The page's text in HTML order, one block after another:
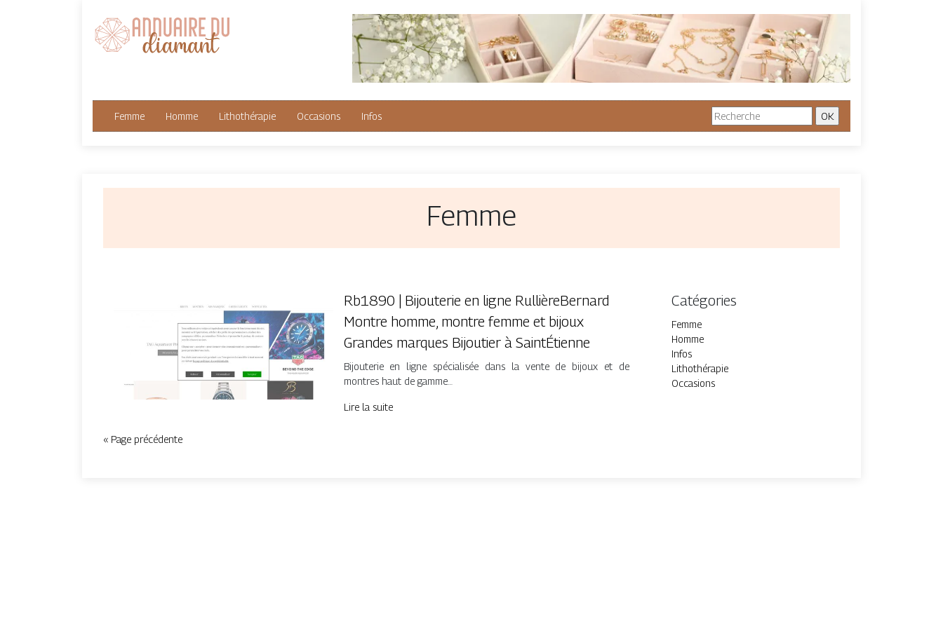
Femme Homme Lithothérapie Occasions Infos
Femme
Rb1890 | Bijouterie en ligne RullièreBernard
Montre homme, montre femme et bijoux
Grandes marques Bijoutier à SaintÉtienne
Bijouterie en ligne spécialisée dans la vente de bijoux et de
montres haut de gamme…
Lire la suite
Catégories
Femme
Homme
Infos
Lithothérapie
Occasions
« Page précédente